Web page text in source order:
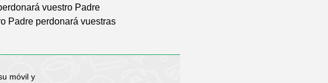
vuestro Padre
Padre perdonará vuestras
móvil y